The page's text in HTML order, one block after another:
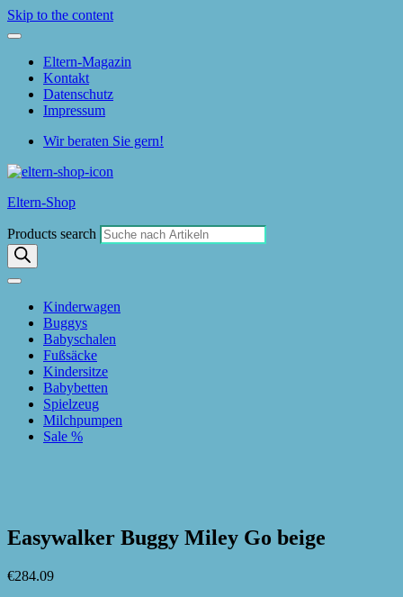
Skip to the content
Eltern-Magazin
Kontakt
Datenschutz
Impressum
Wir beraten Sie gern!
Eltern-Shop
Products search
Kinderwagen
Buggys
Babyschalen
Fußsäcke
Kindersitze
Babybetten
Spielzeug
Milchpumpen
Sale %
Easywalker Buggy Miley Go beige
€284.09